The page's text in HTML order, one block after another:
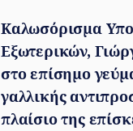
Καλωσόρισμα
Εξωτερικών,
στο επίσημο
γαλλικής
πλαίσιο της